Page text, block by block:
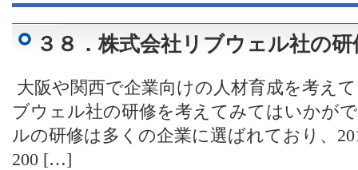
３８．株式会社リブウェル社の研
大阪や関西で企業向けの人材育成を考え
ブウェル社の研修を考えてみてはいかが
ルの研修は多くの企業に選ばれており、
200 […]